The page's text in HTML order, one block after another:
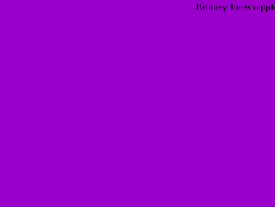
Brittney Jones